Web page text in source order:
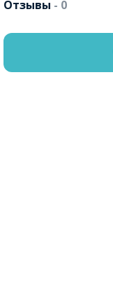
Отзывы - 0